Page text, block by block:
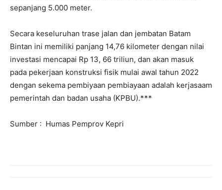
sepanjang 5.000 meter.
Secara keseluruhan trase jalan dan jembatan Batam
Bintan ini memiliki panjang 14,76 kilometer dengan nilai
investasi mencapai Rp 13, 66 triliun, dan akan masuk
pada pekerjaan konstruksi fisik mulai awal tahun 2022
dengan sekema pembiyaan pembiayaan adalah kerjasaam
pemerintah dan badan usaha (KPBU).***
Sumber : Humas Pemprov Kepri